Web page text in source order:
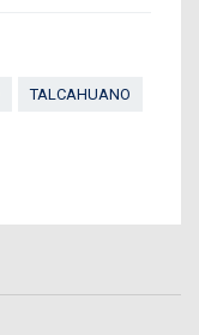
TALCAHUANO